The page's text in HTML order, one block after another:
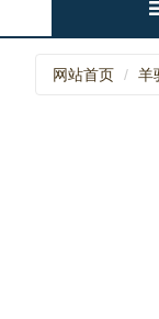
网站首页 羊